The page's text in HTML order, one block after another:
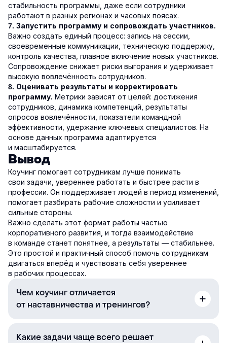
стабильность программы, даже если сотрудники
работают в разных регионах и часовых поясах.
7. Запустить программу и сопровождать участников.
Важно создать единый процесс: запись на сессии,
своевременные коммуникации, техническую поддержку,
контроль качества, плавное включение новых участников.
Сопровождение снижает риски выгорания и удерживает
высокую вовлечённость сотрудников.
8. Оценивать результаты и корректировать
программу. Метрики зависят от целей: достижения
сотрудников, динамика компетенций, результаты
опросов вовлечённости, показатели командной
эффективности, удержание ключевых специалистов. На
основе данных программа адаптируется
и масштабируется.
Вывод
Коучинг помогает сотрудникам лучше понимать
свои задачи, увереннее работать и быстрее расти в
профессии. Он поддерживает людей в период изменений,
помогает разбирать рабочие сложности и усиливает
сильные стороны.
Важно сделать этот формат работы частью
корпоративного развития, и тогда взаимодействие
в команде станет понятнее, а результаты — стабильнее.
Это простой и практичный способ помочь сотрудникам
двигаться вперёд и чувствовать себя увереннее
в рабочих процессах.
Чем коучинг отличается
от наставничества и тренингов?
Какие задачи чаще всего решает